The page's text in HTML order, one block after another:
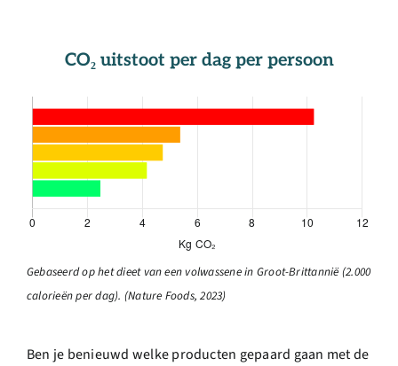
CO₂ uitstoot per dag per persoon
Gebaseerd op het dieet van een volwassene in Groot-Brittannië (2.000
calorieën per dag). (Nature Foods, 2023)
Ben je benieuwd welke producten gepaard gaan met de